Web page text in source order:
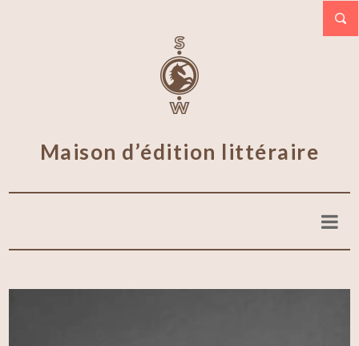
Maison d’édition littéraire